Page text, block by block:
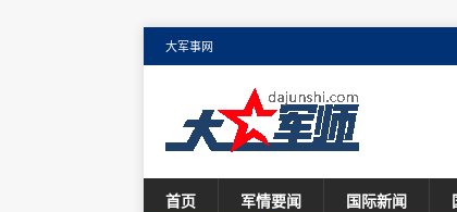
大军事网
首页 军情要闻 国际新闻